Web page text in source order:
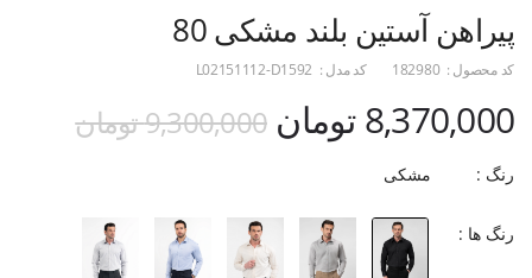
پیراهن آستین بلند مشکی 80
کد محصول : 182980 کد مدل : L02151112-D1592
8,370,000 تومان 9,300,000 تومان
رنگ : مشکی
رنگ ها :